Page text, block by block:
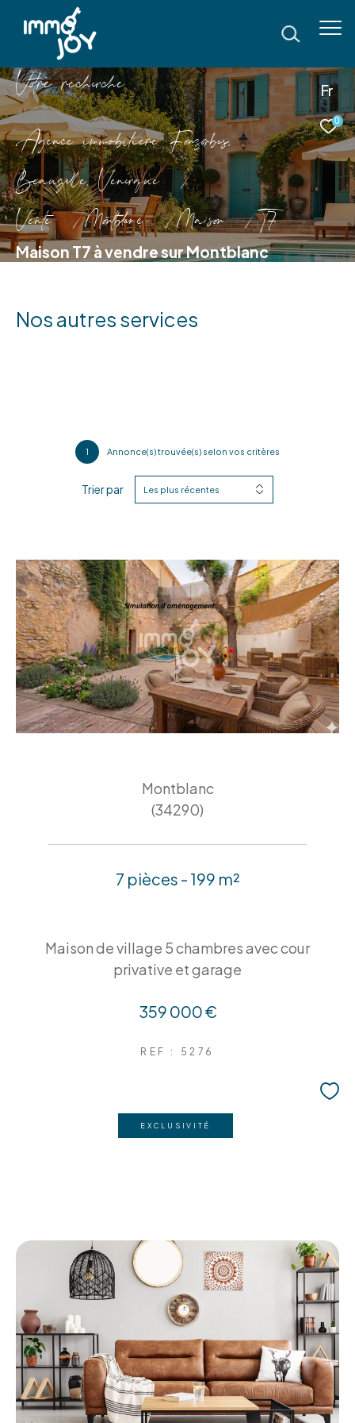
Fr
0
Vore recece
Agence immobilière Fonsorbes,
Beauzelle, Venerque
Vente
Montblanc Maison T7
Maison T7 à vendre sur Montblanc
Nos autres services
1 Annonce(s) trouvée(s) selon vos critères
Trier par Les plus récentes
Montblanc
(34290)
7 pièces - 199 m²
Maison de village 5 chambres avec cour
privative et garage
359 000 €
REF : 5276
EXCLUSIVITÉ